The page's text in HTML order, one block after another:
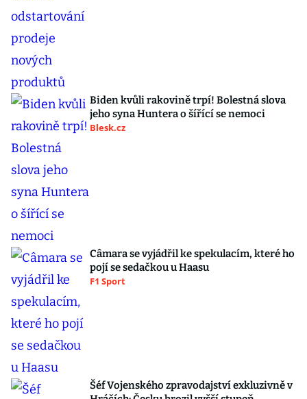
Biden kvůli rakovině trpí! Bolestná slova
jeho syna Huntera o šířící se nemoci
Blesk.cz
Câmara se vyjádřil ke spekulacím, které ho
pojí se sedačkou u Haasu
F1 Sport
Šéf Vojenského zpravodajství exkluzivně v